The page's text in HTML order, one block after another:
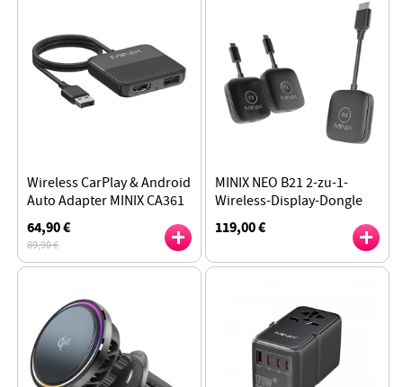
Wireless CarPlay & Android
Auto Adapter MINIX CA361
Plus, Plug-and-Play-HDMI-
Multimedia
64,90 €
89,90 €
MINIX NEO B21 2-zu-1-
Wireless-Display-Dongle
119,00 €